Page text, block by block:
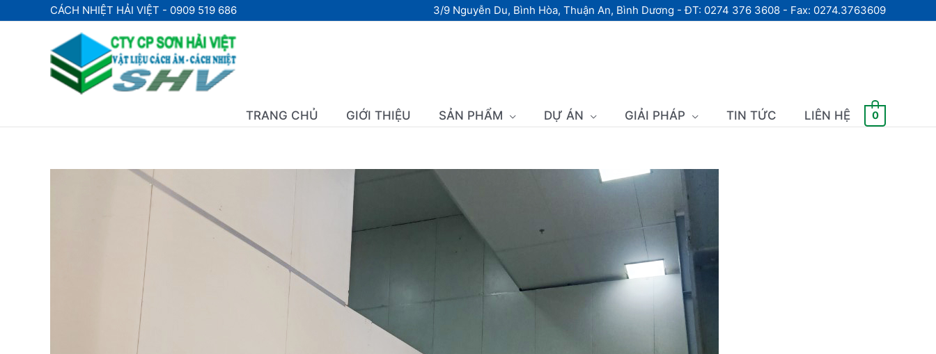
tới
CÁCH NHIỆT HẢI VIỆT - 0909 519 686 3/9 Nguyễn Du, Bình Hòa, Thuận An, Bình Dương - ĐT: 0274 376 3608 - Fax: 0274.3763609
TRANG CHỦ GIỚI THIỆU SẢN PHẨM DỰ ÁN GIẢI PHÁP TIN TỨC LIÊN HỆ 0